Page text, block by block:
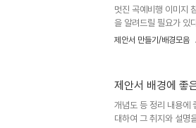
hisastro's PT템플릿
멋진 곡예비행 이미지
을 알려드릴 필요가 있
주제로 설정하고 블로
_) 내용은 그리 길지
hisastro's PT템플릿
제안서 만들기/배경모음
제안서 배경에 좋
개념도 등 정리 내용에
대하여 그 취지와 설명